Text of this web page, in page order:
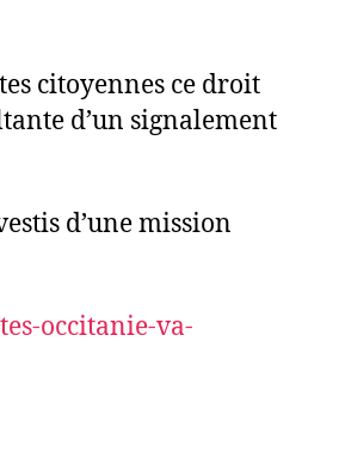
citoyennes ce droit
d’un signalement
d’une mission
occitanie-va-